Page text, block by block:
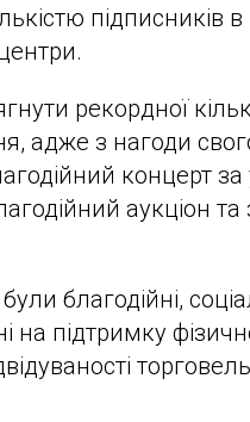
підписників в
рекордної
адже з нагоди
концерт за
аукціон
благодійні,
на підтримку